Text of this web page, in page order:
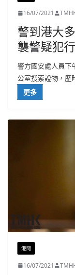
16/07/2021
警到港大
襲警疑犯
警方國安處人員下
公室搜索證物，歷
更多
港聞
16/07/2021